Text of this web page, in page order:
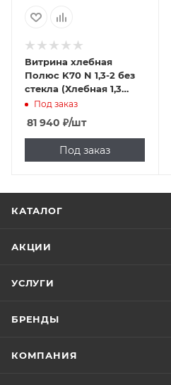
Витрина хлебная
Полюс K70 N 1,3-2 без
стекла (Хлебная 1,3
Carboma)
Под заказ
81 940 ₽/шт
Под заказ
КАТАЛОГ
АКЦИИ
УСЛУГИ
БРЕНДЫ
КОМПАНИЯ